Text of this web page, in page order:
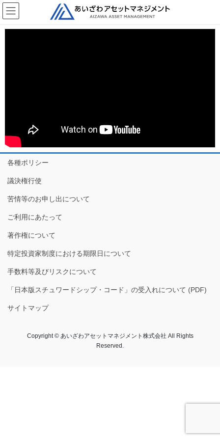
各種ポリシー
議決権行使
苦情等のお申し出について
ご利用にあたって
著作権について
特定投資家制度における期限日について
手数料等及びリスクについて
「日本版スチュワードシップ・コード」の受入れについて (PDF)
サイトマップ
Copyright © あいざわアセットマネジメント株式会社​ All Rights
Reserved.